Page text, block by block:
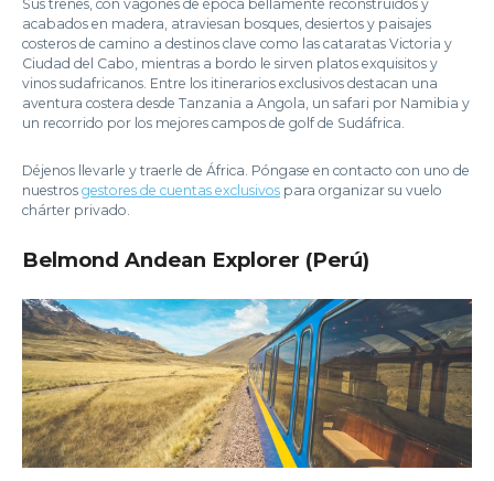
Sus trenes, con vagones de época bellamente reconstruidos y
acabados en madera, atraviesan bosques, desiertos y paisajes
costeros de camino a destinos clave como las cataratas Victoria y
Ciudad del Cabo, mientras a bordo le sirven platos exquisitos y
vinos sudafricanos. Entre los itinerarios exclusivos destacan una
aventura costera desde Tanzania a Angola, un safari por Namibia y
un recorrido por los mejores campos de golf de Sudáfrica.
Déjenos llevarle y traerle de África. Póngase en contacto con uno de
nuestros gestores de cuentas exclusivos para organizar su vuelo
chárter privado.
Belmond Andean Explorer (Perú)